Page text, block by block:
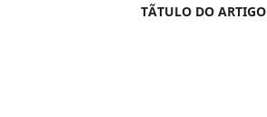
TÃTULO DO ARTIGO